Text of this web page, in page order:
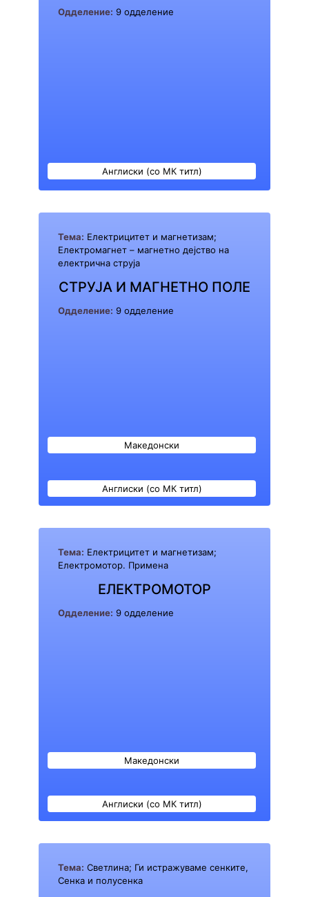
Одделение: 9 одделение
Англиски (со МК титл)
Тема: Електрицитет и магнетизам;
Електромагнет – магнетно дејство на
електрична струја
СТРУЈА И МАГНЕТНО ПОЛЕ
Одделение: 9 одделение
Англиски (со МК титл)
Македонски
Тема: Електрицитет и магнетизам;
Електромотор. Примена
ЕЛЕКТРОМОТОР
Одделение: 9 одделение
Англиски (со МК титл)
Македонски
Тема: Светлина; Ги истражуваме сенките,
Сенка и полусенка